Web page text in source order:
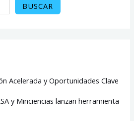
BUSCAR
Acelerada y Oportunidades Clave
y Minciencias lanzan herramienta